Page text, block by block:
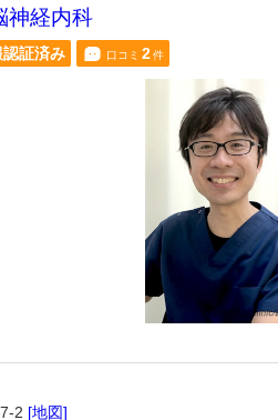
神経内科
認証済み 口コミ 2件
2 [地図]